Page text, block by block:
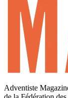
Adventiste